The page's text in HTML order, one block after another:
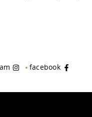
facebook